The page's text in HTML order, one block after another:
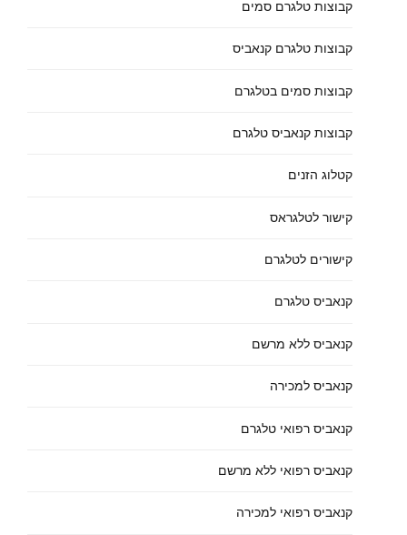
קבוצות טלגרם סמים
קבוצות טלגרם קנאביס
קבוצות סמים בטלגרם
קבוצות קנאביס טלגרם
קטלוג הזנים
קישור לטלגראס
קישורים לטלגרם
קנאביס טלגרם
קנאביס ללא מרשם
קנאביס למכירה
קנאביס רפואי טלגרם
קנאביס רפואי ללא מרשם
קנאביס רפואי למכירה